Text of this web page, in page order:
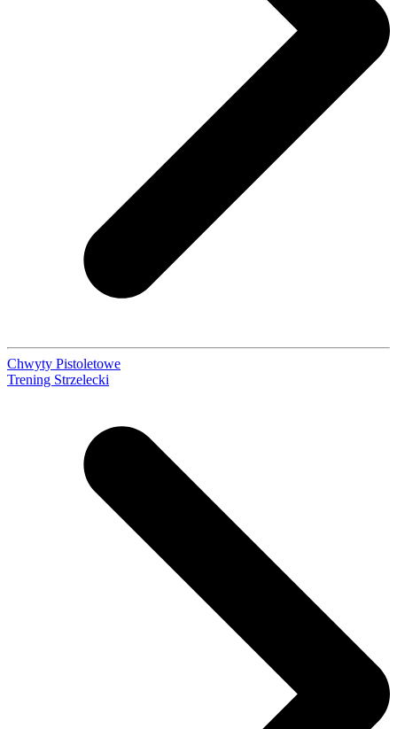
Chwyty Pistoletowe
Trening Strzelecki